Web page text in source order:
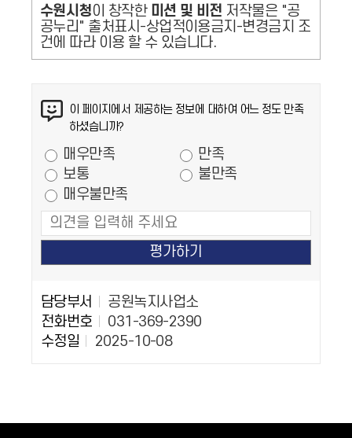
수원시청이 창작한 미션 및 비전 저작물은 "공
공누리" 출처표시-상업적이용금지-변경금지 조
건에 따라 이용 할 수 있습니다.
이 페이지에서 제공하는 정보에 대하여 어느 정도 만족
하셨습니까?
매우만족
만족
보통
불만족
매우불만족
담당부서
공원녹지사업소
전화번호
031-369-2390
수정일
2025-10-08